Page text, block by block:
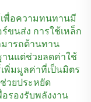
พื่อความทนทานมี
ขนส่ง การใช้เหล็ก
ารถต้านทาน
านแต่ช่วยลดค่าใช้
เพิ่มมูลค่าที่เป็นมิตร
วยประหยัด
รองรับพลังงาน